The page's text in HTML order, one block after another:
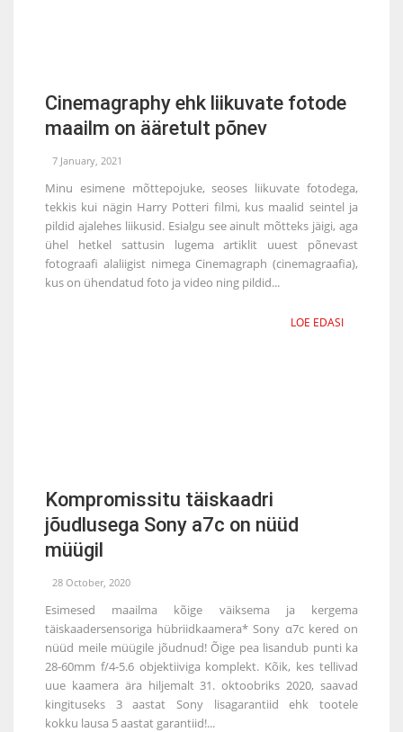
Cinemagraphy ehk liikuvate fotode
maailm on ääretult põnev
7 January, 2021
Minu esimene mõttepojuke, seoses liikuvate fotodega,
tekkis kui nägin Harry Potteri filmi, kus maalid seintel ja
pildid ajalehes liikusid. Esialgu see ainult mõtteks jäigi, aga
ühel hetkel sattusin lugema artiklit uuest põnevast
fotograafi alaliigist nimega Cinemagraph (cinemagraafia),
kus on ühendatud foto ja video ning pildid...
LOE EDASI
Kompromissitu täiskaadri
jõudlusega Sony a7c on nüüd
müügil
28 October, 2020
Esimesed maailma kõige väiksema ja kergema
täiskaadersensoriga hübriidkaamera* Sony α7c kered on
nüüd meile müügile jõudnud! Õige pea lisandub punti ka
28-60mm f/4-5.6 objektiiviga komplekt. Kõik, kes tellivad
uue kaamera ära hiljemalt 31. oktoobriks 2020, saavad
kingituseks 3 aastat Sony lisagarantiid ehk tootele
kokku lausa 5 aastat garantiid!...